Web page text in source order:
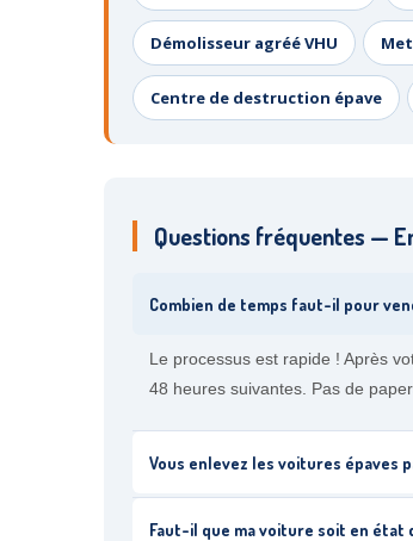
Démolisseur agréé VHU
Centre de destruction épave
Questions fréquentes —
Combien de temps faut-il pour
Le processus est rapide ! Après
48 heures suivantes. Pas de
Vous enlevez les voitures épaves
Faut-il que ma voiture soit en état